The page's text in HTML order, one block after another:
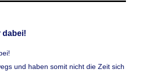
dabei!
und haben somit nicht die Zeit sich